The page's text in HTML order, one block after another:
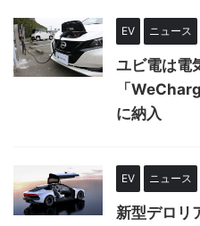
EV ニュース
ユビ電は電
「
に納入
EV ニュース
新型デロリ